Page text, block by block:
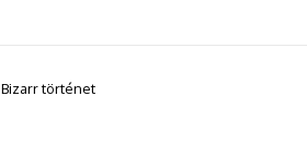
Bizarr történet